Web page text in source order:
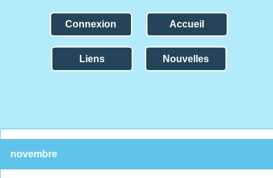
Connexion Accueil
Liens Nouvelles
novembre